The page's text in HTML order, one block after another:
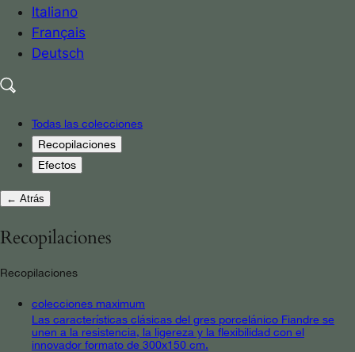
Italiano
Français
Deutsch
Todas las colecciones
Recopilaciones
Efectos
← Atrás
Recopilaciones
Recopilaciones
colecciones maximum
Las características clásicas del gres porcelánico Fiandre se
unen a la resistencia, la ligereza y la flexibilidad con el
innovador formato de 300x150 cm.